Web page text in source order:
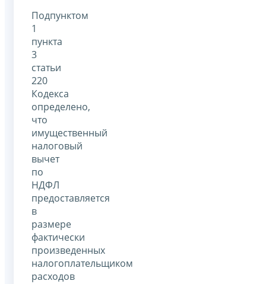
Подпунктом
1
пункта
3
статьи
220
Кодекса
определено,
что
имущественный
налоговый
вычет
по
НДФЛ
предоставляется
в
размере
фактически
произведенных
налогоплательщиком
расходов